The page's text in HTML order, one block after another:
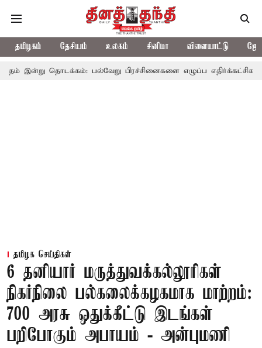
தமிழகம் தேசியம் உலகம் சினிமா விளையாட்டு
பல்வேறு பிரச்சினைகளை எழுப்ப எதிர்க்கட்சிகள் திட்டம்
தமிழக செய்திகள்
6 தனியார் மருத்துவக்கல்லூரிகள்
நிகர்நிலை பல்கலைக்கழகமாக மாற்றம்:
700 அரசு ஒதுக்கீட்டு இடங்கள்
பறிபோகும் அபாயம் - அன்புமணி